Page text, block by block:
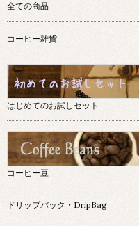
全ての商品
コーヒー雑貨
はじめてのお試しセット
コーヒー豆
ドリップバック・DripBag